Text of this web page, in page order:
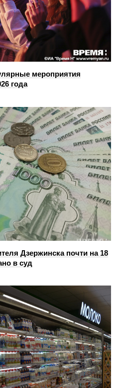
мероприятия
года
Дзержинска почти на 18
в суд